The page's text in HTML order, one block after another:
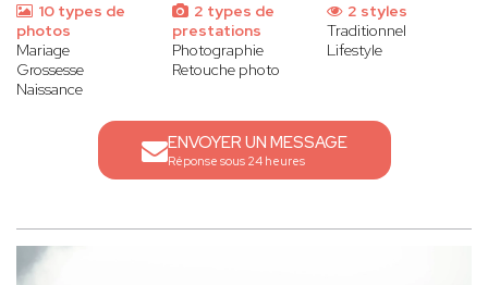
10 types de
photos
Mariage
Grossesse
Naissance
2 types de
prestations
Photographie
Retouche photo
2 styles
Traditionnel
Lifestyle
ENVOYER UN MESSAGE
Réponse sous 24 heures